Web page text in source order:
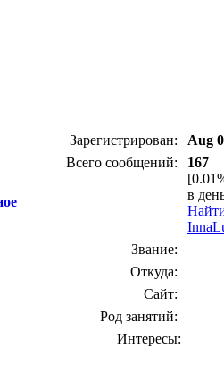
Зарегистрирован:
Aug
Всего сообщений:
167
в
Звание:
Откуда:
Сайт:
Род занятий:
Интересы: